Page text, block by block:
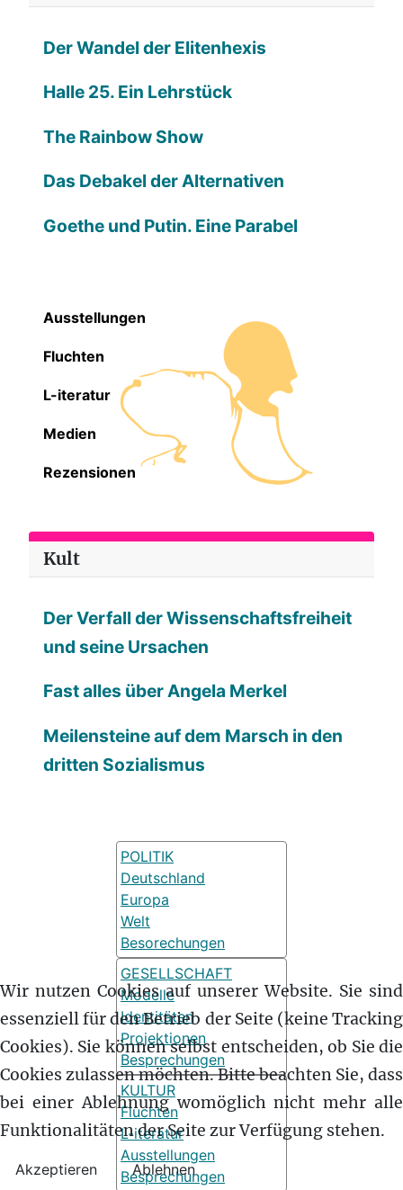
Der Wandel der Elitenhexis
Halle 25. Ein Lehrstück
The Rainbow Show
Das Debakel der Alternativen
Goethe und Putin. Eine Parabel
Ausstellungen
Fluchten
L-iteratur
Medien
Rezensionen
Kult
Der Verfall der Wissenschaftsfreiheit
und seine Ursachen
Fast alles über Angela Merkel
Meilensteine auf dem Marsch in den
dritten Sozialismus
POLITIK
Deutschland
Europa
Welt
Besorechungen
GESELLSCHAFT
Modelle
Identitäten
Projektionen
Besprechungen
KULTUR
Fluchten
L-iteratur
Ausstellungen
Besprechungen
Wir nutzen Cookies auf unserer Website. Sie sind
essenziell für den Betrieb der Seite (keine Tracking
Cookies). Sie können selbst entscheiden, ob Sie die
Cookies zulassen möchten. Bitte beachten Sie, dass
bei einer Ablehnung womöglich nicht mehr alle
Funktionalitäten der Seite zur Verfügung stehen.
Akzeptieren Ablehnen